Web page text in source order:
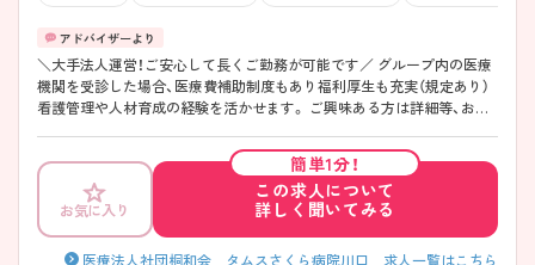
＼大手法人運営！ご安心して長くご勤務が可能です／ グループ内の医療
機関を受診した場合、医療費補助制度もあり福利厚生も充実（規定あり）
看護管理や人材育成の経験を活かせます。 ご興味ある方は詳細等、お気
お気に入り
簡単1分！
この求人について
詳しく聞いてみる
医療法人社団桐和会 タムスさくら病院川口 求人一覧はこちら